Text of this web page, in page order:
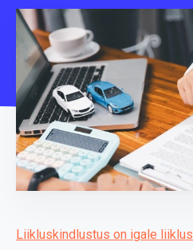
Liikluskindlustus on igale